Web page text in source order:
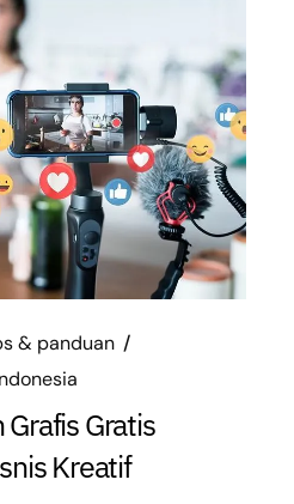
& panduan
Gratis
Kreatif